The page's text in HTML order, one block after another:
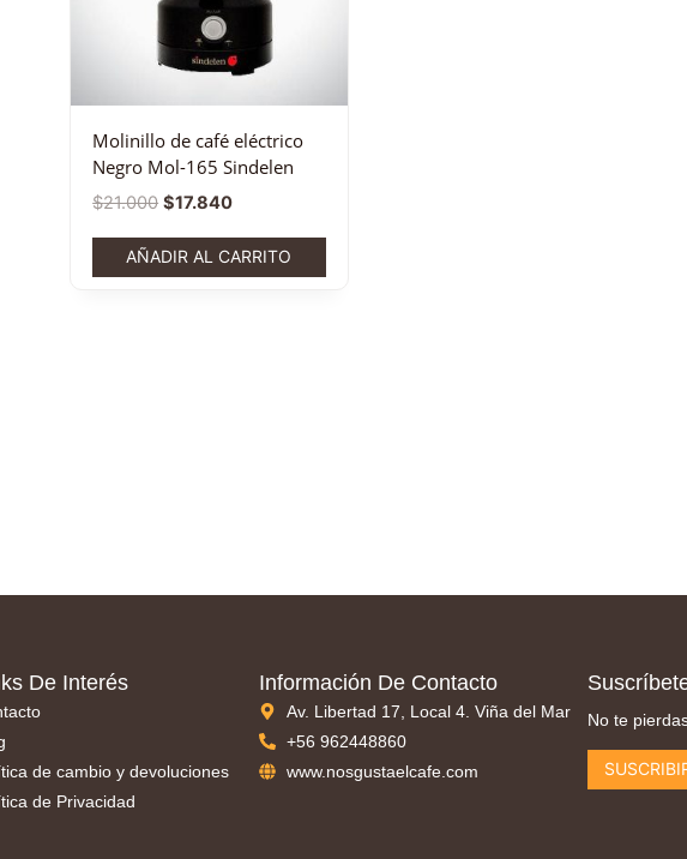
Molinillo de café eléctrico
Negro Mol-165 Sindelen
$21.000 $17.840
AÑADIR AL CARRITO
De Interés
de cambio y devoluciones
de Privacidad
Información De Contacto
Av. Libertad 17, Local 4. Viña del Mar
+56 962448860
www.nosgustaelcafe.com
No te